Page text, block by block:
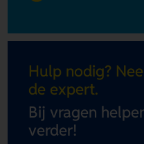
Hulp nodig?
de expert.
Bij vragen
verder!